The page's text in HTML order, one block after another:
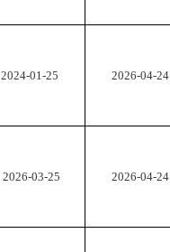
2024-01-25 2026-04-24
2026-03-25 2026-04-24